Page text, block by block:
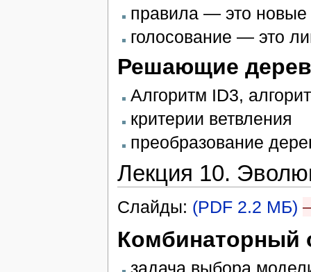
правила — это новые
голосование — это
Решающие
Алгоритм ID3,
критерии ветвления
преобразование
Лекция 10.
Слайды: (PDF 2.2 МБ)
Комбинаторный
задача выбора